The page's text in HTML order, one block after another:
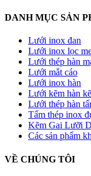
DANH MỤC SẢN
Lưới inox đan
Lưới inox lọc
Lưới thép hàn
Lưới mắt cáo
Lưới inox hàn
Lưới kẽm hàn
Lưới thép hàn
Tấm thép inox
Kẽm Gai Lưỡi
Các sản phẩm
VỀ CHÚNG TÔI